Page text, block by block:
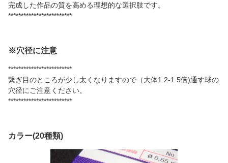
完成した作品の質を高める理想的な選択肢です。
*************************
※穴径に注意
*************************
繋ぎ目のところが少し太くなりますので（大体1.2-1.5倍)通す球の
穴径にご注意ください。
*************************
カラー(20種類)